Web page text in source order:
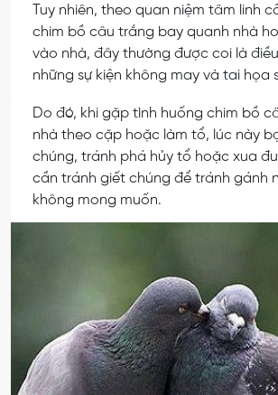
Tuy nhiên, theo quan niệm tâm linh
chim bồ câu trắng bay quanh nhà
vào nhà, đây thường được coi là
những sự kiện không may và tai họa
Do đó, khi gặp tình huống chim bồ
nhà theo cặp hoặc làm tổ, lúc này
chúng, tránh phá hủy tổ hoặc xua
cần tránh giết chúng để tránh gánh
không mong muốn.